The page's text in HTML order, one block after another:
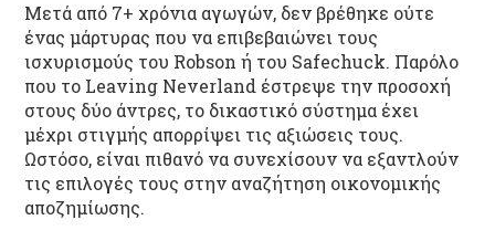
Μετά από 7+ χρόνια αγωγών, δεν βρέθηκε ούτε
ένας μάρτυρας που να επιβεβαιώνει τους
ισχυρισμούς του Robson ή του Safechuck. Παρόλο
που το Leaving Neverland έστρεψε την προσοχή
στους δύο άντρες, το δικαστικό σύστημα έχει
μέχρι στιγμής απορρίψει τις αξιώσεις τους.
Ωστόσο, είναι πιθανό να συνεχίσουν να εξαντλούν
τις επιλογές τους στην αναζήτηση οικονομικής
αποζημίωσης.